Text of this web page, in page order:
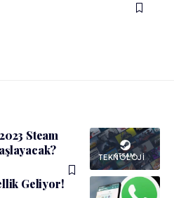
TEKNOLOJI
Steam
Geliyor!